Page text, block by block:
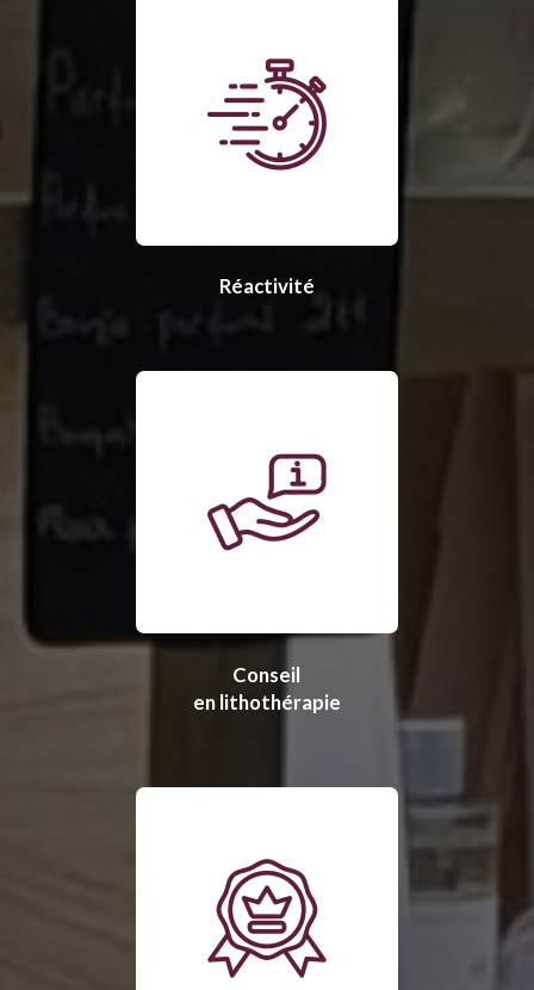
Réactivité
Conseil
en lithothérapie